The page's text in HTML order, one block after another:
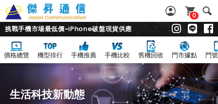
0
挑戰手機市場最低價~iPhone破盤現貨供應
價格總覽 機型排行 手機推薦 手機比較 舊機回收 門市據點 門
生活科技新動態